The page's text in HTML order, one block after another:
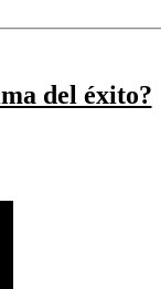
del éxito?